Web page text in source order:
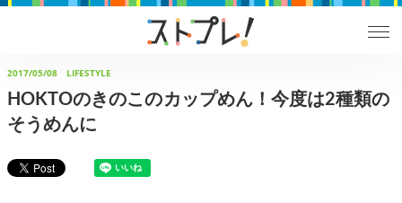
2017/05/08 LIFESTYLE
HOKTOのきのこのカップめん！今度は2種類の
そうめんに